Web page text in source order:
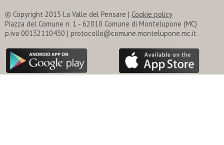
© Copyright 2015 La Valle del Pensare | Cookie policy
Piazza del Comune n. 1 - 62010 Comune di Montelupone (MC)
p.iva 00132110430 | protocollo@comune.montelupone.mc.it